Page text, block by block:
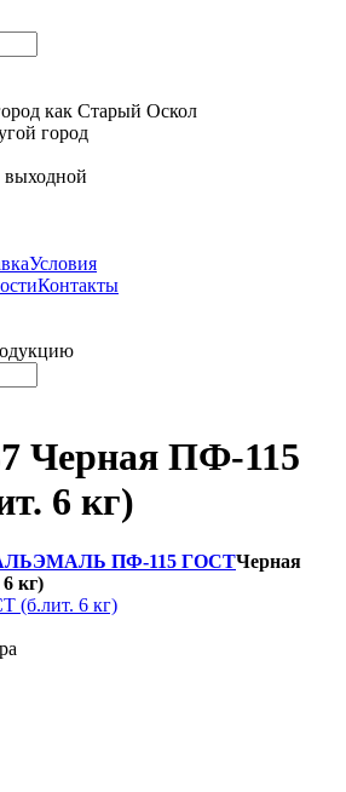
как Старый Оскол
город
Условия
Контакты
Черная ПФ-115
6 кг)
ЭМАЛЬ ПФ-115 ГОСТЧерная
кг)